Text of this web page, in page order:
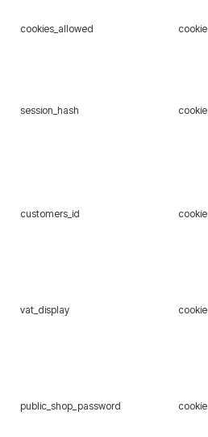
cookies_allowed cookie
session_hash cookie
customers_id cookie
vat_display cookie
public_shop_password cookie